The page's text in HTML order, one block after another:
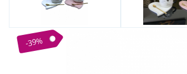
Destinatari
-39%